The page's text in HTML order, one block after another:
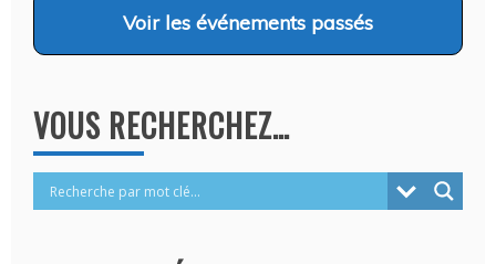
Voir les événements passés
VOUS RECHERCHEZ…